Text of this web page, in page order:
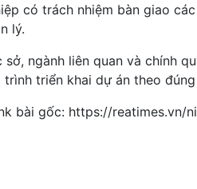
có trách nhiệm bàn giao
lý.
sở, ngành liên quan và chính
trình triển khai dự án theo
bài gốc: https://reatimes.vn/